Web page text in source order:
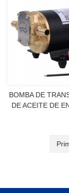
BOMBA DE
DE ACEITE DE